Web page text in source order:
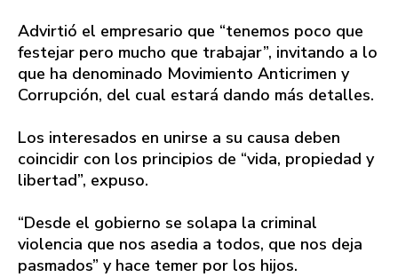
Advirtió el empresario que “tenemos poco que
festejar pero mucho que trabajar”, invitando a lo
que ha denominado Movimiento Anticrimen y
Corrupción, del cual estará dando más detalles.
Los interesados en unirse a su causa deben
coincidir con los principios de “vida, propiedad y
libertad”, expuso.
“Desde el gobierno se solapa la criminal
violencia que nos asedia a todos, que nos deja
pasmados” y hace temer por los hijos.